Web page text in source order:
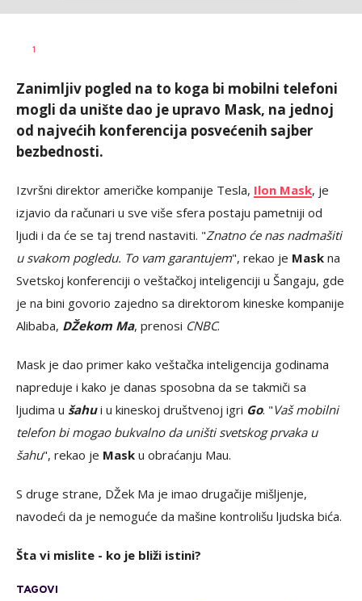
AUTOR
1
Zanimljiv pogled na to koga bi mobilni telefoni
mogli da unište dao je upravo Mask, na jednoj
od najvećih konferencija posvećenih sajber
bezbednosti.
Izvršni direktor američke kompanije Tesla, Ilon Mask, je
izjavio da računari u sve više sfera postaju pametniji od
ljudi i da će se taj trend nastaviti. "Znatno će nas nadmašiti
u svakom pogledu. To vam garantujem", rekao je Mask na
Svetskoj konferenciji o veštačkoj inteligenciji u Šangaju, gde
je na bini govorio zajedno sa direktorom kineske kompanije
Alibaba, DŽekom Ma, prenosi CNBC.
Mask je dao primer kako veštačka inteligencija godinama
napreduje i kako je danas sposobna da se takmiči sa
ljudima u šahui u kineskoj društvenoj igri Go. "Vaš mobilni
telefon bi mogao bukvalno da uništi svetskog prvaka u
šahu", rekao je Mask u obraćanju Mau.
S druge strane, DŽek Ma je imao drugačije mišljenje,
navodeći da je nemoguće da mašine kontrolišu ljudska bića.
Šta vi mislite - ko je bliži istini?
TAGOVI